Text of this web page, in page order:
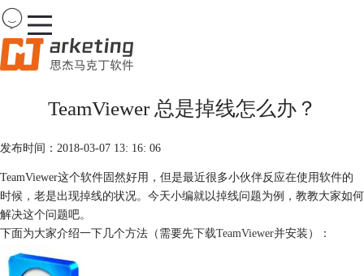
下载
购买
案例
服务
TeamViewer 总是掉线怎么办？
发布时间：2018-03-07 13: 16: 06
TeamViewer这个软件固然好用，但是最近很多小伙伴反应在使用软件的
时候，老是出现掉线的状况。今天小编就以掉线问题为例，教教大家如何
解决这个问题吧。
下面为大家介绍一下几个方法（需要先下载TeamViewer并安装）：